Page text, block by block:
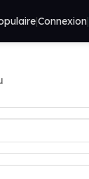
|Connexion|